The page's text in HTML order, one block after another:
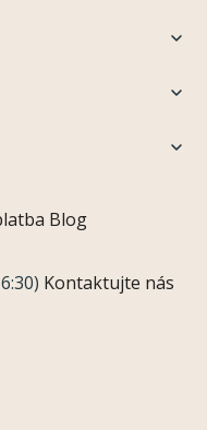
Blog
Kontaktujte nás